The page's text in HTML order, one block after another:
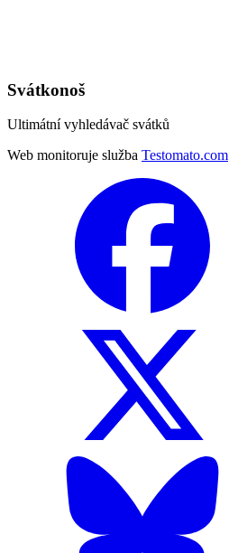
Svátkonoš
Ultimátní vyhledávač svátků
Web monitoruje služba Testomato.com